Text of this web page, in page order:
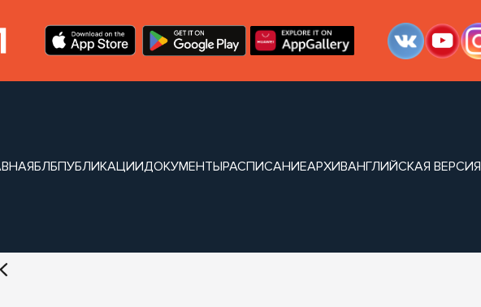
БЛБПУБЛИКАЦИИДОКУМЕНТЫРАСПИСАНИЕАРХИВАНГЛИЙСКАЯ ВЕРСИЯ